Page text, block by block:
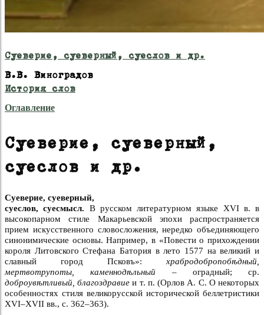
Суеверие, суеверный, суеслов и др.
В.В. Виноградов
История слов
Оглавление
Суеверие, суеверный,
суеслов и др.
Суеверие, суеверный,
суеслов, суесмысл. В русском литературном языке XVI в. в
высокопарном стиле Макарьевской эпохи распространяется
прием искусственного словосложения, нередко объединяющего
синонимические основы. Например, в «Повести о прихождении
короля Литовского Стефана Батория в лето 1577 на великий и
славный город Псковъ»: храбродобропобѣдный,
мертвотрупоты, каменнодѣльный –оградный; ср.
доброувѣтливый, благоздравие и т. п. (Орлов А. С. О некоторых
особенностях стиля великорусской исторической беллетристики
XVI–XVII вв., с. 362–363).